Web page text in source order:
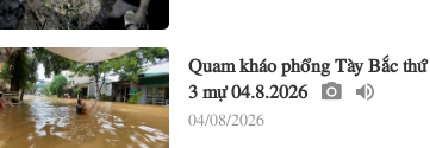
Quam kháo phổng Tày Bắc thứ
3 mự 04.8.2026
04/08/2026